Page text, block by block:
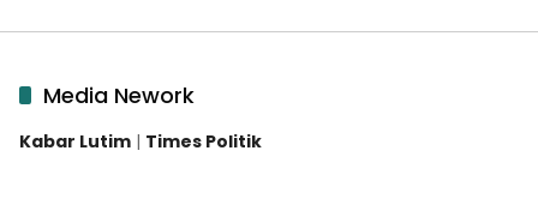
Media Nework
Kabar Lutim | Times Politik